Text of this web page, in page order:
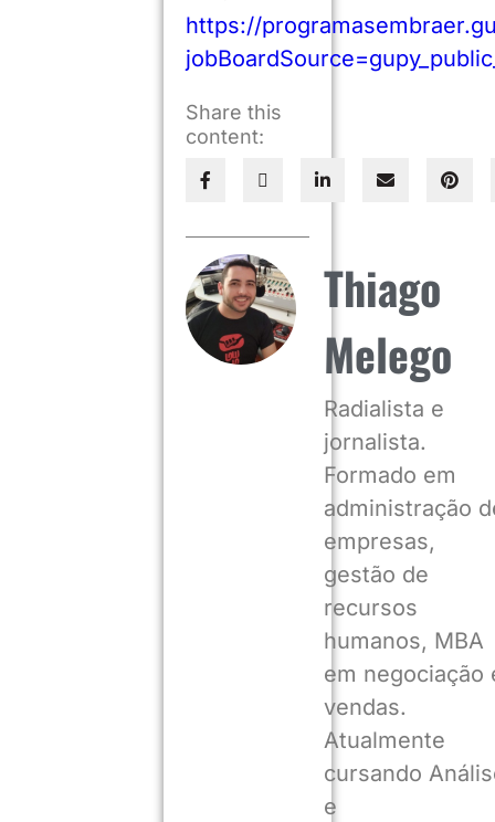
https://
Share this
content:
Thiago
Melego
Radialista e
jornalista.
Formado em
administração
empresas,
gestão de
recursos
humanos, MBA
em negociação
vendas.
Atualmente
cursando
e